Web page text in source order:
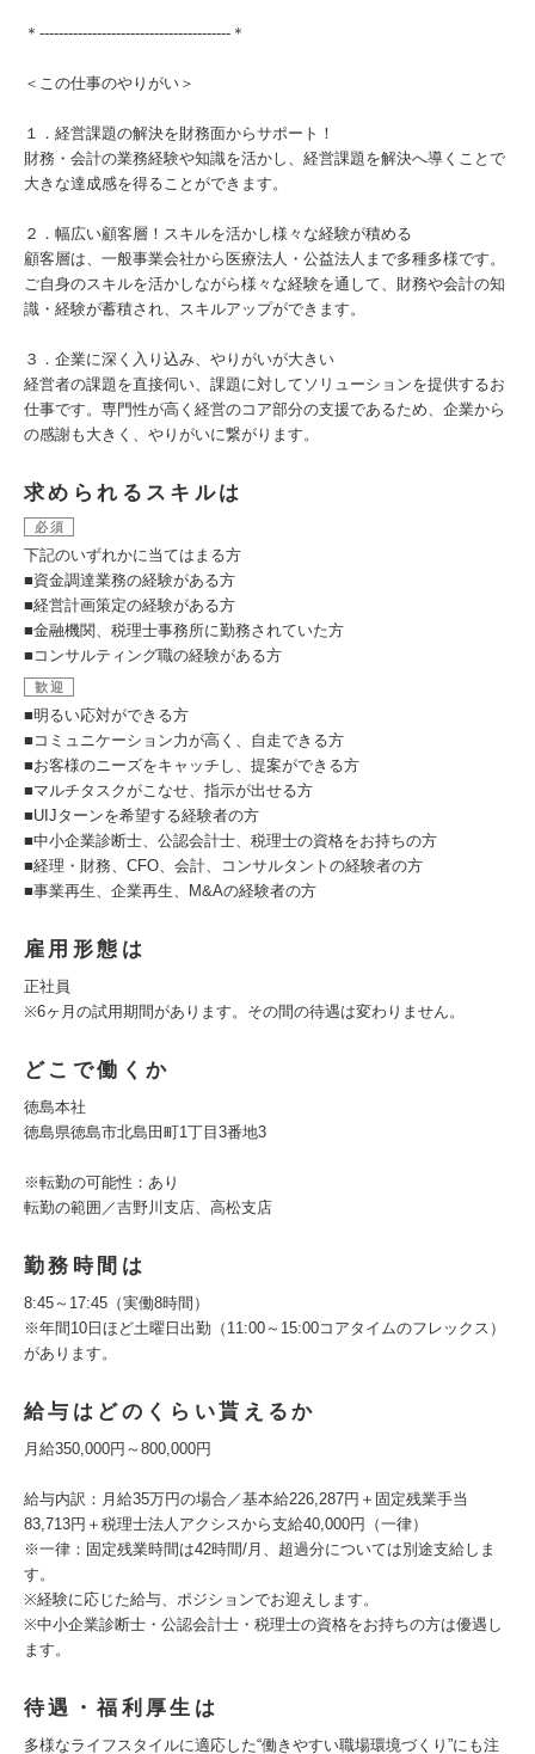
＊----------------------------------------＊
＜この仕事のやりがい＞
１．経営課題の解決を財務面からサポート！
財務・会計の業務経験や知識を活かし、経営課題を解決へ導くことで
大きな達成感を得ることができます。
２．幅広い顧客層！スキルを活かし様々な経験が積める
顧客層は、一般事業会社から医療法人・公益法人まで多種多様です。
ご自身のスキルを活かしながら様々な経験を通して、財務や会計の知
識・経験が蓄積され、スキルアップができます。
３．企業に深く入り込み、やりがいが大きい
経営者の課題を直接伺い、課題に対してソリューションを提供するお
仕事です。専門性が高く経営のコア部分の支援であるため、企業から
の感謝も大きく、やりがいに繋がります。
求められるスキルは
必須
下記のいずれかに当てはまる方
■資金調達業務の経験がある方
■経営計画策定の経験がある方
■金融機関、税理士事務所に勤務されていた方
■コンサルティング職の経験がある方
歓迎
■明るい応対ができる方
■コミュニケーション力が高く、自走できる方
■お客様のニーズをキャッチし、提案ができる方
■マルチタスクがこなせ、指示が出せる方
■UIJターンを希望する経験者の方
■中小企業診断士、公認会計士、税理士の資格をお持ちの方
■経理・財務、CFO、会計、コンサルタントの経験者の方
■事業再生、企業再生、M&Aの経験者の方
雇用形態は
正社員
※6ヶ月の試用期間があります。その間の待遇は変わりません。
どこで働くか
徳島本社
徳島県徳島市北島田町1丁目3番地3
※転勤の可能性：あり
転勤の範囲／吉野川支店、高松支店
勤務時間は
8:45～17:45（実働8時間）
※年間10日ほど土曜日出勤（11:00～15:00コアタイムのフレックス）
があります。
給与はどのくらい貰えるか
月給350,000円～800,000円
給与内訳：月給35万円の場合／基本給226,287円＋固定残業手当
83,713円＋税理士法人アクシスから支給40,000円（一律）
※一律：固定残業時間は42時間/月、超過分については別途支給しま
す。
※経験に応じた給与、ポジションでお迎えします。
※中小企業診断士・公認会計士・税理士の資格をお持ちの方は優遇し
ます。
待遇・福利厚生は
多様なライフスタイルに適応した“働きやすい職場環境づくり”にも注